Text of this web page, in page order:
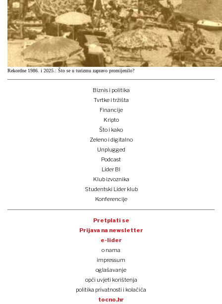
Rekordne 1986. i 2025.: Što se u turizmu zapravo promijenilo?
Biznis i politika
Tvrtke i tržišta
Financije
Kripto
Što i kako
Zeleno i digitalno
Unplugged
Podcast
Lider BI
Klub izvoznika
Studentski Lider klub
Konferencije
Pretplati se
Prijava na newsletter
e-lider
o nama
impressum
oglašavanje
opći uvjeti korištenja
politika privatnosti i kolačića
tocno.hr